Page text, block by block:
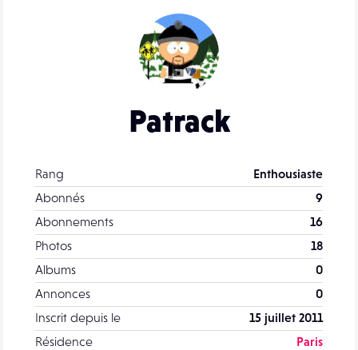
Patrack
Rang
Enthousiaste
Abonnés
9
Abonnements
16
Photos
18
Albums
0
Annonces
0
Inscrit depuis le
15 juillet 2011
Résidence
Paris